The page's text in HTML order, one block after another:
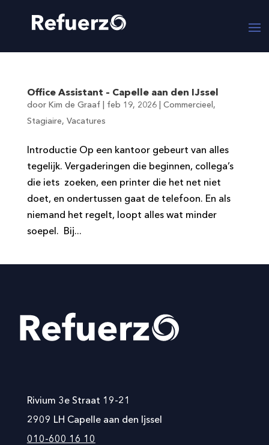
Office Assistant – Capelle aan den IJssel
door Kim de Graaf| feb 19, 2026| Commercieel ,
Stagiaire, Vacatures
Introductie Op een kantoor gebeurt van alles
tegelijk. Vergaderingen die beginnen, collega’s
die iets zoeken, een printer die het net niet
doet, en ondertussen gaat de telefoon. En als
niemand het regelt, loopt alles wat minder
soepel. Bij...
Rivium 3e Straat 19-21
2909 LH Capelle aan den Ijssel
010-600 16 10